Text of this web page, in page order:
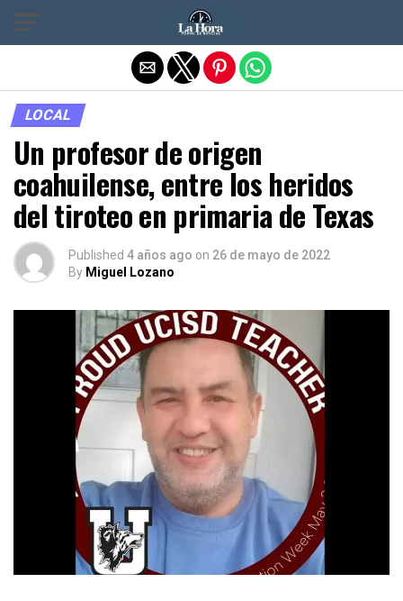
LOCAL
Un profesor de origen
coahuilense, entre los heridos
del tiroteo en primaria de Texas
Published 4 años ago on 26 de mayo de 2022
By Miguel Lozano
Salir de la versión móvil